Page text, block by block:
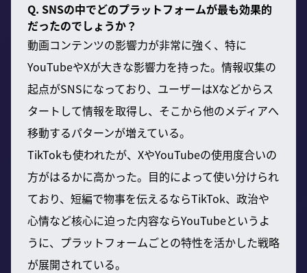
Q. SNSの中でどのプラットフォームが最も効果的
だったのでしょうか？
動画コンテンツの影響力が非常に強く、特に
YouTubeやXが大きな影響力を持った。情報収集の
起点がSNSになっており、ユーザーはXなどからス
タートして情報を取得し、そこから他のメディアへ
移動するパターンが増えている。
TikTokも使われたが、XやYouTubeの使用度合いの
方がはるかに高かった。目的によって使い分けられ
ており、短編で物事を伝えるならTikTok、政治や
心情など核心に迫った内容ならYouTubeというよ
うに、プラットフォームごとの特性を活かした戦略
が展開されている。